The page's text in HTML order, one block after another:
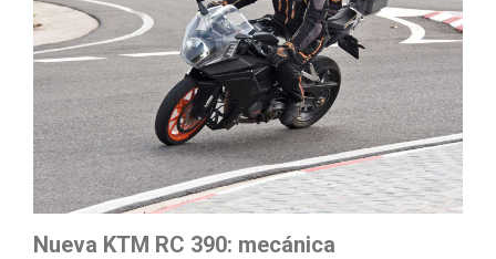
Nueva KTM RC 390: mecánica